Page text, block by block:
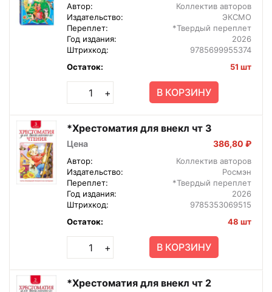
Автор:
Коллектив авторов
Издательство:
ЭКСМО
Переплет:
*Твердый переплет
Год издания:
2026
Штрихкод:
9785699955374
Остаток:
51 шт
+ В КОРЗИНУ
*Хрестоматия для внекл чт 3
Цена 386,80 ₽
Автор:
Коллектив авторов
Издательство:
Росмэн
Переплет:
*Твердый переплет
Год издания:
2026
Штрихкод:
9785353069515
Остаток:
48 шт
+ В КОРЗИНУ
*Хрестоматия для внекл чт 2